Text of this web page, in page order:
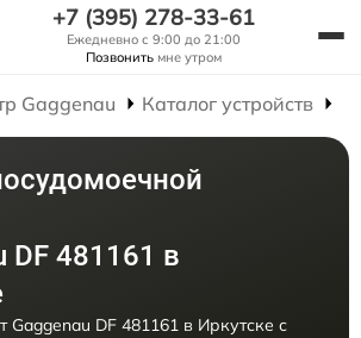
+7 (395) 278-33-61
Ежедневно с 9:00 до 21:00
Позвонить мне утром
Gaggenau Каталог устройств
DF 481161 в
Gaggenau DF 481161 в Иркутске с